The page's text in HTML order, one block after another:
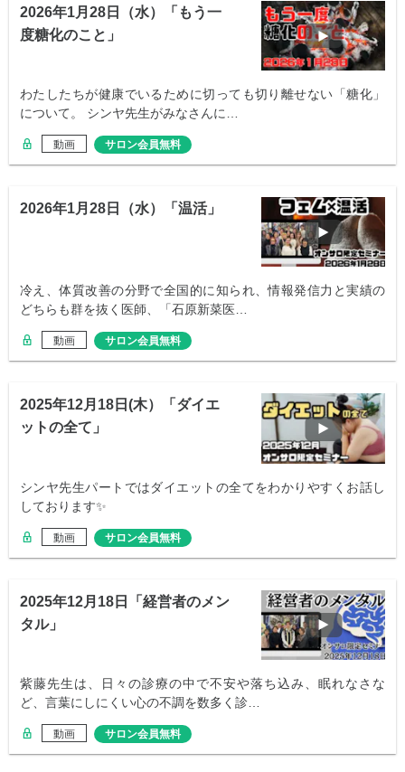
2026年1月28日（水）「もう一
度糖化のこと」
わたしたちが健康でいるために切っても切り離せない「糖化」
について。 シンヤ先生がみなさんに…
動画 サロン会員無料
2026年1月28日（水）「温活」
冷え、体質改善の分野で全国的に知られ、情報発信力と実績の
どちらも群を抜く医師、「石原新菜医…
動画 サロン会員無料
2025年12月18日(木）「ダイエ
ットの全て」
シンヤ先生パートではダイエットの全てをわかりやすくお話し
しております✨
動画 サロン会員無料
2025年12月18日「経営者のメン
タル」
紫藤先生は、日々の診療の中で不安や落ち込み、眠れなさな
ど、言葉にしにくい心の不調を数多く診…
動画 サロン会員無料